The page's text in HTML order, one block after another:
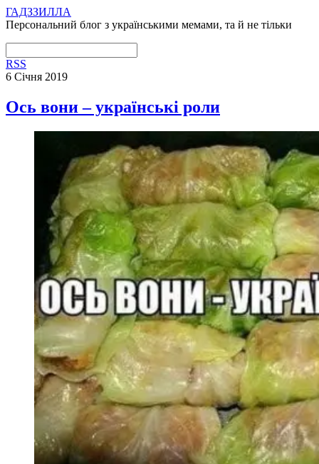
ГАДЗЗИЛЛА
Персональний блог з українськими мемами, та й не тільки
RSS
6 Січня 2019
Ось вони – українські роли